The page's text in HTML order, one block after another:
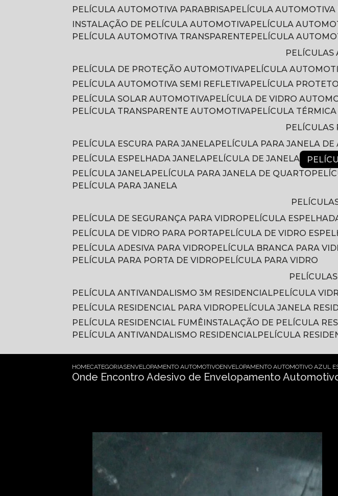
PELÍCULA AUTOMOTIVA PARABRISA
PELÍCULA
INSTALAÇÃO DE PELÍCULA AUTOMOTIVA
PELÍCULA
PELÍCULA AUTOMOTIVA TRANSPARENTE
PELÍCULA
PELÍCULA DE PROTEÇÃO AUTOMOTIVA
PELÍCULA
PELÍCULA AUTOMOTIVA SEMI REFLETIVA
PELÍCULA
PELÍCULA SOLAR AUTOMOTIVA
PELÍCULA DE VIDRO
PELÍCULA TRANSPARENTE AUTOMOTIVA
PELÍCULA
PELÍCULA ESCURA PARA JANELA
PELÍCULA PARA JANELA
PELÍCULA ESPELHADA JANELA
PELÍCULA DE JANELA
PELÍCULA JANELA
PELÍCULA PARA JANELA DE QUARTO
PELÍCULA PARA JANELA
PELÍCULA DE SEGURANÇA PARA VIDRO
PELÍCULA
PELÍCULA DE VIDRO PARA PORTA
PELÍCULA DE VIDRO
PELÍCULA ADESIVA PARA VIDRO
PELÍCULA BRANCA PARA
PELÍCULA PARA PORTA DE VIDRO
PELÍCULA PARA VIDRO
PELÍCULA ANTIVANDALISMO 3M RESIDENCIAL
PELÍCULA
PELÍCULA RESIDENCIAL PARA VIDRO
PELÍCULA JANELA
PELÍCULA RESIDENCIAL FUMÊ INSTALAÇÃO DE PELÍCULA
PELÍCULA ANTIVANDALISMO RESIDENCIAL
PELÍCULA
HOMECATEGORIASENVELOPAMENTO AUTOMOTIVOENVELOPAMENTO AUTOMOTIVO AZUL
Onde Encontro Adesivo de Envelopamento